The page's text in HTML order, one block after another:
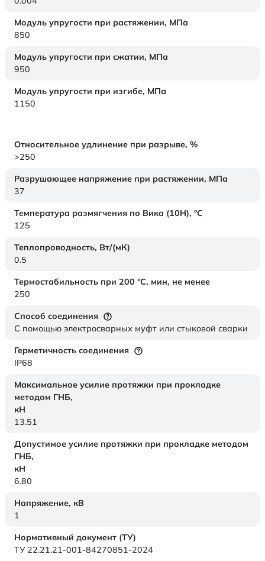
Модуль упругости при растяжении, МПа
850
Модуль упругости при сжатии, МПа
950
Модуль упругости при изгибе, МПа
1150
Относительное удлинение при разрыве, %
>250
Разрушающее напряжение при растяжении, МПа
37
Температура размягчения по Вика (10Н), °C
125
Теплопроводность, Вт/(мК)
0.5
Термостабильность при 200 °С, мин, не менее
250
Способ соединения
С помощью электросварных муфт или стыковой сварки
Герметичность соединения
IP68
Максимальное усилие протяжки при прокладке
методом ГНБ,
кН
13.51
Допустимое усилие протяжки при прокладке методом
ГНБ,
кН
6.80
Напряжение, кВ
1
Нормативный документ (ТУ)
ТУ 22.21.21-001-84270851-2024